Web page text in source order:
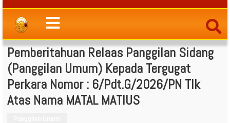
Pemberitahuan Relaas Panggilan Sidang
(Panggilan Umum) Kepada Tergugat
Perkara Nomor : 6/Pdt.G/2026/PN Tlk
Atas Nama MATAL MATIUS